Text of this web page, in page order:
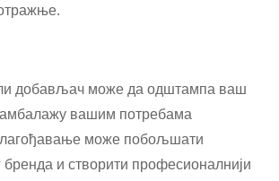
ли добављач може да одштампа ваш
амбалажу вашим потребама
може побољшати
и створити професионалнији